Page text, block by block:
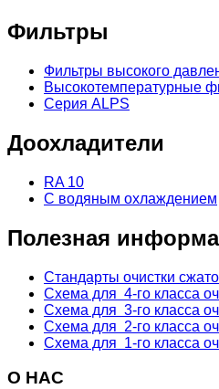
Фильтры
Фильтры высокого
Высокотемпературные
Серия ALPS
Доохладители
RA 10
С водяным охлаждением
Полезная
Стандарты очистки
Схема для 4-го класса
Схема для 3-го класса
Схема для 2-го класса
Схема для 1-го класса
О НАС